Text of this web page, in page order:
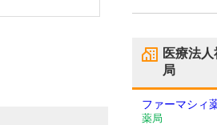
医療法
局
ファーマシィ
薬局